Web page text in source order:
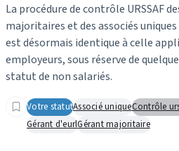
La procédure de contrôle URSSAF
majoritaires et des associés uniques
est désormais identique à celle
employeurs, sous réserve de
statut de non salariés.
Votre statutAssocié uniqueContrôle
Gérant d'eurlGérant majoritaire